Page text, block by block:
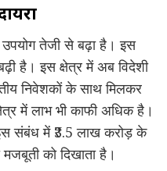
उपयोग तेजी से बढ़ा है। इस
है। इस क्षेत्र में अब विदेशी
निवेशकों के साथ मिलकर
में लाभ भी काफी अधिक है।
संबंध में ₹3.5 लाख करोड़ के
को दिखाता है।